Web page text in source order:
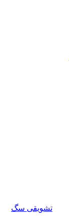
تشویقی سگ